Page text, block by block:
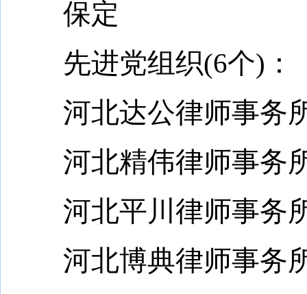
保定
先进党组织(6个)：
河北达公律师事务
河北精伟律师事务
河北平川律师事务
河北博典律师事务